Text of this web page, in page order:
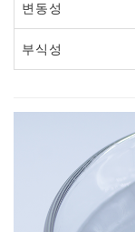
변동성
부식성